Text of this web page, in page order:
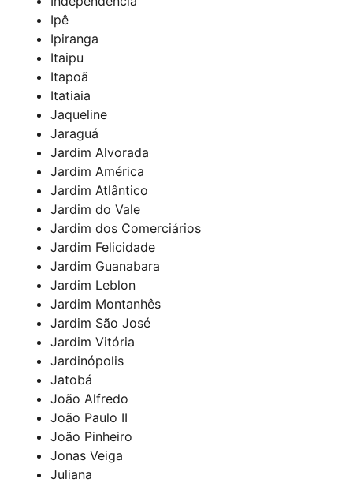
Ipê
Ipiranga
Itaipu
Itapoã
Itatiaia
Jaqueline
Jaraguá
Jardim Alvorada
Jardim América
Jardim Atlântico
Jardim do Vale
Jardim dos Comerciários
Jardim Felicidade
Jardim Guanabara
Jardim Leblon
Jardim Montanhês
Jardim São José
Jardim Vitória
Jardinópolis
Jatobá
João Alfredo
João Paulo II
João Pinheiro
Jonas Veiga
Juliana